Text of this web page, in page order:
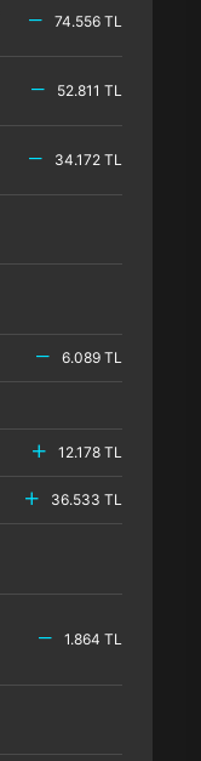
74.556 TL
52.811 TL
34.172 TL
6.089 TL
12.178 TL
36.533 TL
1.864 TL